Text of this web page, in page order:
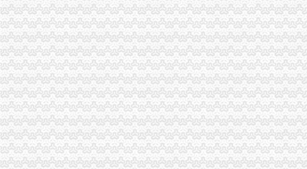
港联国际供应深圳公司执照转让、变更一站式办理-深圳58同城
上新街代办营业执照
重庆营业执照代办_重庆工商代办_重庆工商注册_松立工商_页
顺德各镇代办营业执照注册公司【今日推荐网-佛山工商/税务/财务】
顺德营业执照代办
长春工商注册代理_代办营业执照|长春代办公司
代办个体营业执照_志趣网
南岸周边代办营业执照
【58同城】代办营业执照代办营业执照
庐区百花大厦附近代办营业执照做账报税找张娜娜会计合肥工商年检
深圳工商局附近有代办营业执照么
重庆专项审批：重庆诚信专业代办南岸区营业执照,房地产开发资质验